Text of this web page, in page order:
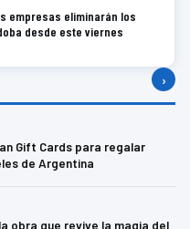
empresas eliminarán los
desde este viernes
›
Gift Cards para regalar
de Argentina
obra que revive la magia del